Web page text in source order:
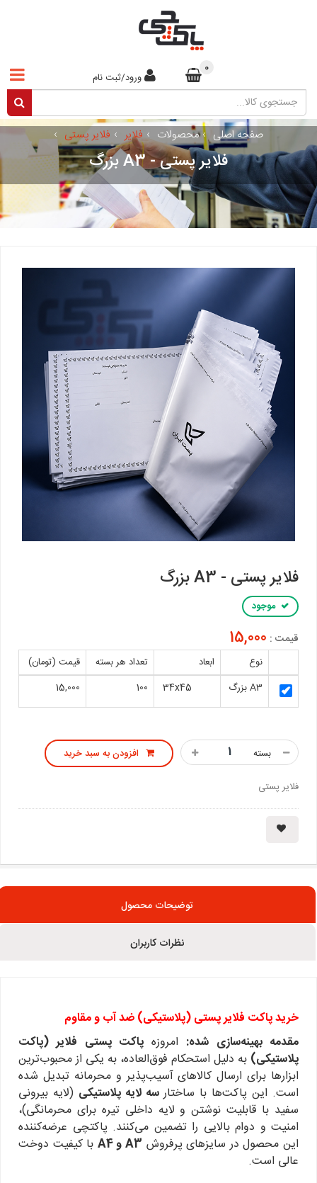
ورود/ثبت نام
0
صفحه اصلی › محصولات › فلایر › فلایر پستی ›
فلایر پستی - A3 بزرگ
فلایر پستی - A3 بزرگ
موجود
قیمت : 15,000
نوع ابعاد تعداد هر بسته
قیمت (تومان)
A3 بزرگ
34x45
100
15,000
بسته افزودن به سبد خرید
فلایر پستی
توضیحات محصول
نظرات کاربران
خرید پاکت فلایر پستی (پلاستیکی) ضد آب و مقاوم
مقدمه بهینه‌سازی شده: امروزهپاکت پستی فلایر (پاکت
پلاستیکی) به دلیل استحکام فوق‌العاده، به یکی از محبوب‌ترین
ابزارها برای ارسال کالاهای آسیب‌پذیر و محرمانه تبدیل شده
است. این پاکت‌ها با ساختارسه لایه پلاستیکی (لایه بیرونی
سفید با قابلیت نوشتن و لایه داخلی تیره برای محرمانگی)،
امنیت و دوام بالایی را تضمین می‌کنند. پاکتچی عرضه‌کننده
این محصول در سایزهای پرفروش A3 و A4
با کیفیت دوخت
عالی است.